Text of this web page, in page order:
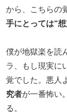
から、こちらの
手にとっては“
僕が地獄楽を読
ラ、もし現実に
覚でした。悪人
究者が一番怖い
る。